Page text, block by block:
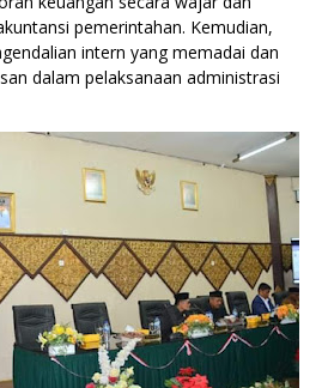
pemerintahan. Kemudian,
intern yang memadai dan
dalam pelaksanaan administrasi